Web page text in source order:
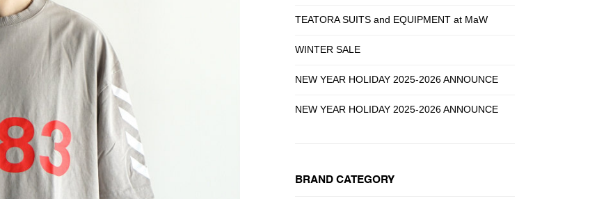
TEATORA SUITS and EQUIPMENT at MaW
WINTER SALE
NEW YEAR HOLIDAY 2025-2026 ANNOUNCE
NEW YEAR HOLIDAY 2025-2026 ANNOUNCE
BRAND CATEGORY